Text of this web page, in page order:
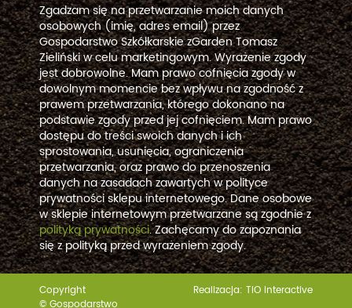
Zgadzam się na przetwarzanie moich danych
osobowych (imię, adres email) przez
Gospodarstwo Szkółkarskie zGarden Tomasz
Zieliński w celu marketingowym. Wyrażenie zgody
jest dobrowolne. Mam prawo cofnięcia zgody w
dowolnym momencie bez wpływu na zgodność z
prawem przetwarzania, którego dokonano na
podstawie zgody przed jej cofnięciem. Mam prawo
dostępu do treści swoich danych i ich
sprostowania, usunięcia, ograniczenia
przetwarzania, oraz prawo do przenoszenia
danych na zasadach zawartych w polityce
prywatności sklepu internetowego. Dane osobowe
w sklepie internetowym przetwarzane są zgodnie z
polityką prywatności. Zachęcamy do zapoznania
się z polityką przed wyrażeniem zgody.
Copyright
© Gospodarstwo
Realizacja: TiO interactive